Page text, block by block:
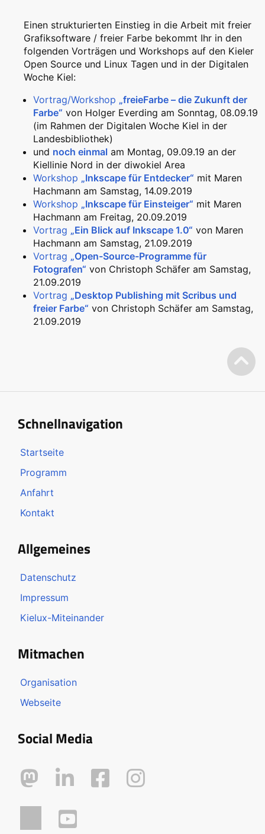
Einen strukturierten Einstieg in die Arbeit mit freier
Grafiksoftware / freier Farbe bekommt Ihr in den
folgenden Vorträgen und Workshops auf den Kieler
Open Source und Linux Tagen und in der Digitalen
Woche Kiel:
Vortrag/Workshop „freieFarbe – die Zukunft der
Farbe“ von Holger Everding am Sonntag, 08.09.19
(im Rahmen der Digitalen Woche Kiel in der
Landesbibliothek)
und noch einmal am Montag, 09.09.19 an der
Kiellinie Nord in der diwokiel Area
Workshop „Inkscape für Entdecker“ mit Maren
Hachmann am Samstag, 14.09.2019
Workshop „Inkscape für Einsteiger“ mit Maren
Hachmann am Freitag, 20.09.2019
Vortrag „Ein Blick auf Inkscape 1.0“ von Maren
Hachmann am Samstag, 21.09.2019
Vortrag „Open-Source-Programme für
Fotografen“ von Christoph Schäfer am Samstag,
21.09.2019
Vortrag „Desktop Publishing mit Scribus und
freier Farbe“ von Christoph Schäfer am Samstag,
21.09.2019
Schnellnavigation
Startseite
Programm
Anfahrt
Kontakt
Allgemeines
Datenschutz
Impressum
Kielux-Miteinander
Mitmachen
Organisation
Webseite
Social Media